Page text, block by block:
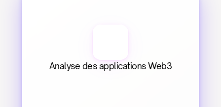
Analyse des applications Web3